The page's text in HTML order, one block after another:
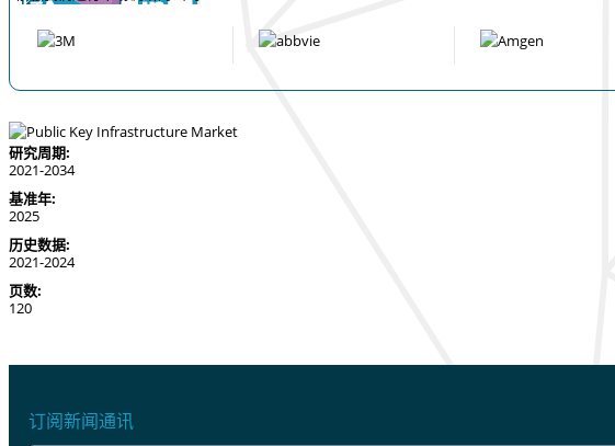
研究周期:
2021-2034
基准年:
2025
历史数据:
2021-2024
页数:
120
订阅新闻通讯